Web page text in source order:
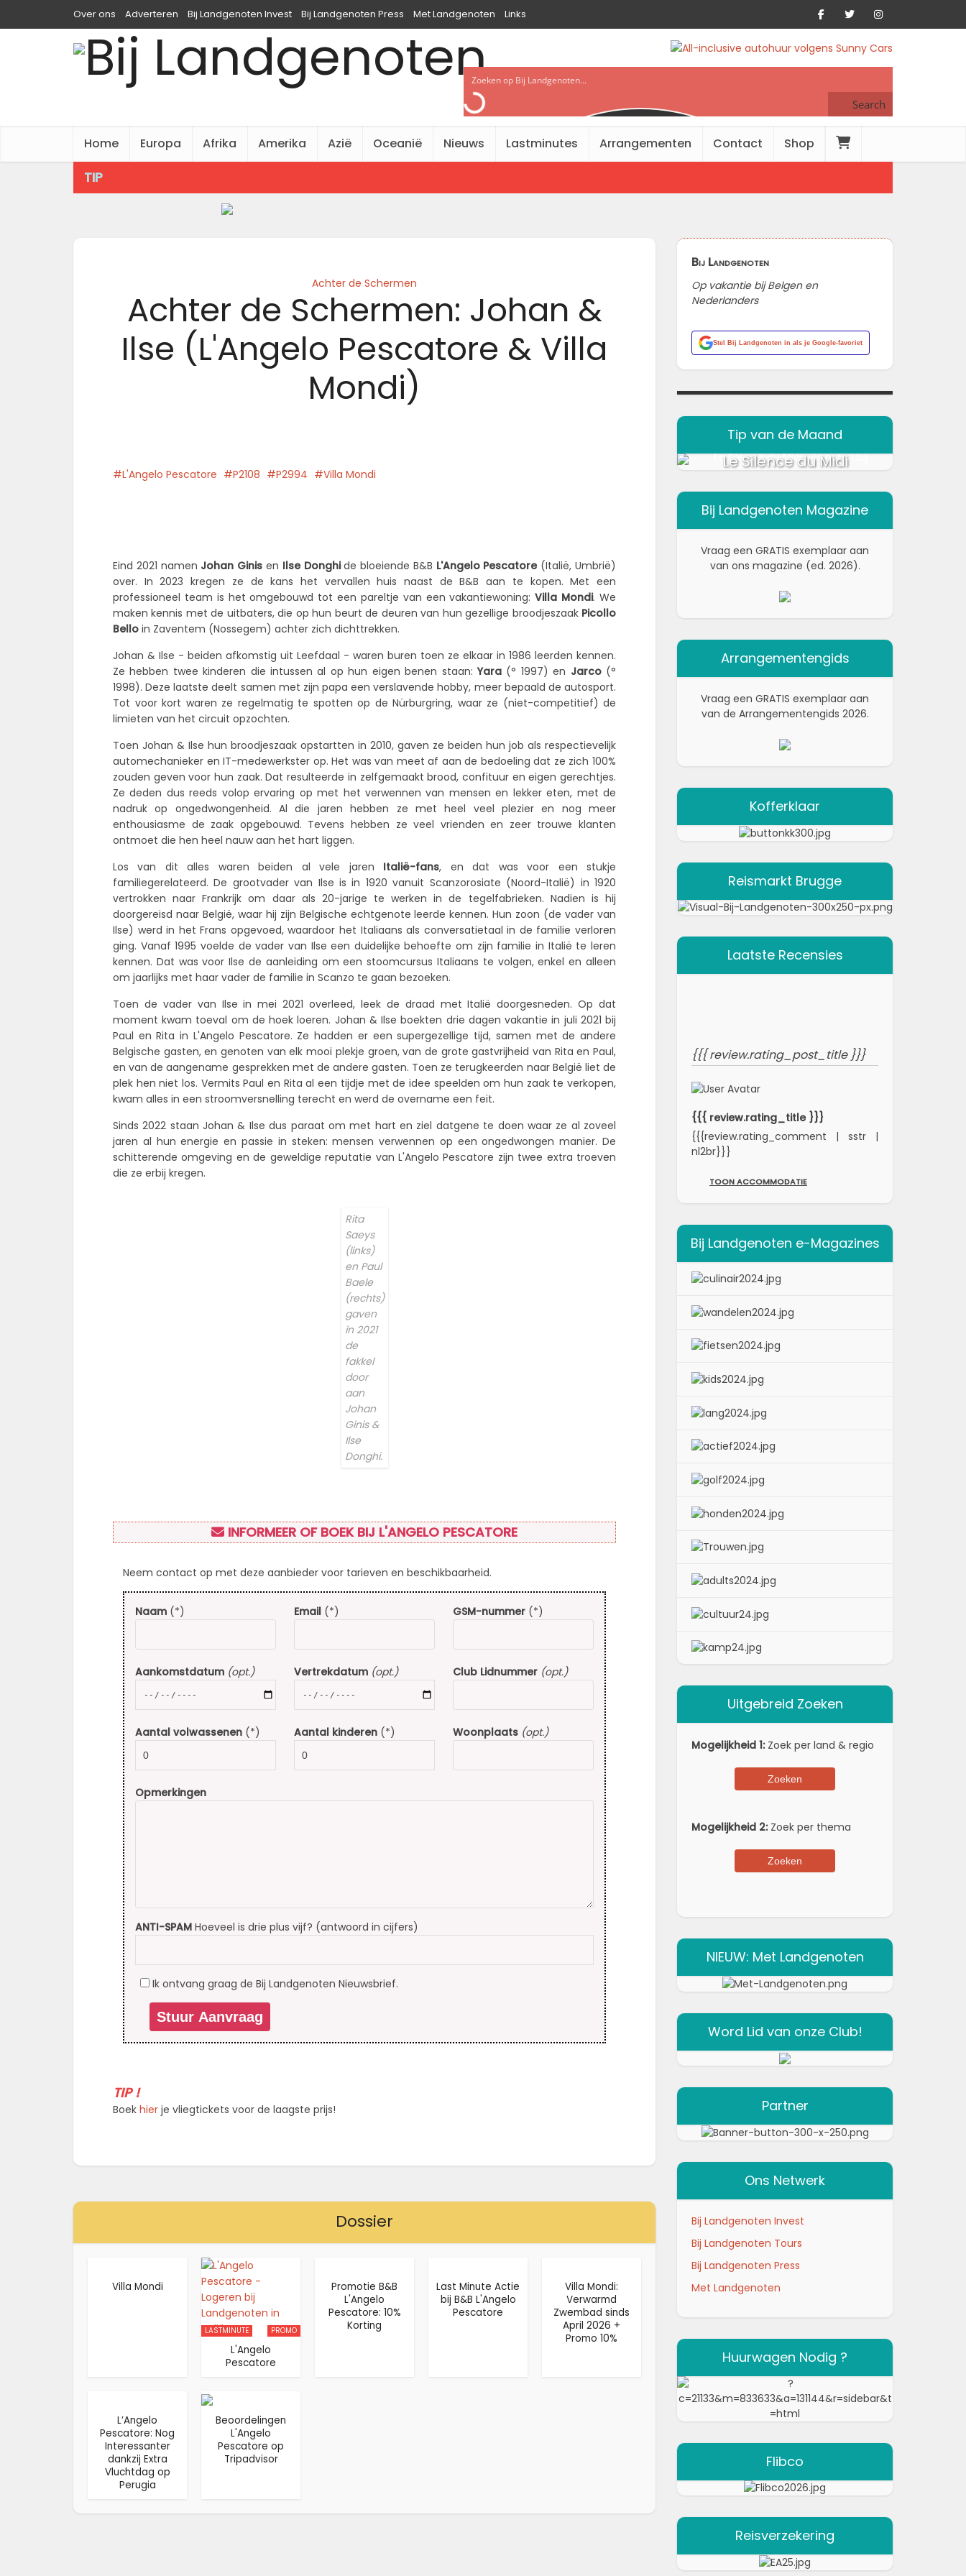
Over ons Adverteren Bij Landgenoten Invest Bij Landgenoten Press Met Landgenoten Links
Search
Home Europa Afrika Amerika Azië Oceanië Nieuws Lastminutes Arrangementen Contact Shop
TIP
Achter de Schermen
Achter de Schermen: Johan &
Ilse (L'Angelo Pescatore & Villa
Mondi)
L'Angelo Pescatore P2108 P2994 Villa Mondi
Eind 2021 namen Johan Ginis en Ilse Donghide bloeiende B&B L'Angelo Pescatore(Italië, Umbrië)
over. In 2023 kregen ze de kans het vervallen huis naast de B&B aan te kopen. Met een
professioneel team is het omgebouwd tot een pareltje van een vakantiewoning:Villa Mondi. We
maken kennis met de uitbaters, die op hun beurt de deuren van hun gezellige broodjeszaak Picollo
Bello in Zaventem (Nossegem) achter zich dichttrekken.
Johan & Ilse - beiden afkomstig uit Leefdaal - waren buren toen ze elkaar in 1986 leerden kennen.
Ze hebben twee kinderen die intussen al op hun eigen benen staan:Yara(° 1997) en Jarco(°
1998). Deze laatste deelt samen met zijn papa een verslavende hobby, meer bepaald de autosport.
Tot voor kort waren ze regelmatig te spotten op de Nürburgring, waar ze (niet-competitief) de
limieten van het circuit opzochten.
Toen Johan & Ilse hun broodjeszaak opstartten in 2010, gaven ze beiden hun job als respectievelijk
automechanieker en IT-medewerkster op. Het was van meet af aan de bedoeling dat ze zich 100%
zouden geven voor hun zaak. Dat resulteerde in zelfgemaakt brood, confituur en eigen gerechtjes.
Ze deden dus reeds volop ervaring op met het verwennen van mensen en lekker eten, met de
nadruk op ongedwongenheid. Al die jaren hebben ze met heel veel plezier en nog meer
enthousiasme de zaak opgebouwd. Tevens hebben ze veel vrienden en zeer trouwe klanten
ontmoet die hen heel nauw aan het hart liggen.
Los van dit alles waren beiden al vele jaren Italië-fans, en dat was voor een stukje
familiegerelateerd. De grootvader van Ilse is in 1920 vanuit Scanzorosiate (Noord-Italië) in 1920
vertrokken naar Frankrijk om daar als 20-jarige te werken in de tegelfabrieken. Nadien is hij
doorgereisd naar België, waar hij zijn Belgische echtgenote leerde kennen. Hun zoon (de vader van
Ilse) werd in het Frans opgevoed, waardoor het Italiaans als conversatietaal in de familie verloren
ging. Vanaf 1995 voelde de vader van Ilse een duidelijke behoefte om zijn familie in Italië te leren
kennen. Dat was voor Ilse de aanleiding om een stoomcursus Italiaans te volgen, enkel en alleen
om jaarlijks met haar vader de familie in Scanzo te gaan bezoeken.
Toen de vader van Ilse in mei 2021 overleed, leek de draad met Italië doorgesneden. Op dat
moment kwam toeval om de hoek loeren. Johan & Ilse boekten drie dagen vakantie in juli 2021 bij
Paul en Rita in L'Angelo Pescatore. Ze hadden er een supergezellige tijd, samen met de andere
Belgische gasten, en genoten van elk mooi plekje groen, van de grote gastvrijheid van Rita en Paul,
en van de aangename gesprekken met de andere gasten. Toen ze terugkeerden naar België liet de
plek hen niet los. Vermits Paul en Rita al een tijdje met de idee speelden om hun zaak te verkopen,
kwam alles in een stroomversnelling terecht en werd de overname een feit.
Sinds 2022 staan Johan & Ilse dus paraat om met hart en ziel datgene te doen waar ze al zoveel
jaren al hun energie en passie in steken: mensen verwennen op een ongedwongen manier. De
schitterende omgeving en de geweldige reputatie van L'Angelo Pescatore zijn twee extra troeven
die ze erbij kregen.
Rita
Saeys
(links)
en Paul
Baele
(rechts)
gaven
in 2021
de
fakkel
door
aan
Johan
Ginis &
Ilse
Donghi.
INFORMEER OF BOEK BIJ L'ANGELO PESCATORE
Neem contact op met deze aanbieder voor tarieven en beschikbaarheid.
Naam (*) Email (*) GSM-nummer (*)
Aankomstdatum (opt.) Vertrekdatum (opt.) Club Lidnummer (opt.)
Aantal volwassenen (*) Aantal kinderen (*) Woonplaats (opt.)
Opmerkingen
ANTI-SPAM Hoeveel is drie plus vijf? (antwoord in cijfers)
Ik ontvang graag de Bij Landgenoten Nieuwsbrief.
TIP !
Boek hier je vliegtickets voor de laagste prijs!
Dossier
Villa Mondi
LASTMINUTE PROMO
L'Angelo
Pescatore
Promotie B&B
L'Angelo
Pescatore: 10%
Korting
Last Minute Actie
bij B&B L'Angelo
Pescatore
Villa Mondi:
Verwarmd
Zwembad sinds
April 2026 +
Promo 10%
L’Angelo
Pescatore: Nog
Interessanter
dankzij Extra
Vluchtdag op
Perugia
Beoordelingen
L'Angelo
Pescatore op
Tripadvisor
Bij Landgenoten
Op vakantie bij Belgen en
Nederlanders
Stel Bij Landgenoten in als je Google-favoriet
Tip van de Maand
Le Silence du Midi
Bij Landgenoten Magazine
Vraag een GRATIS exemplaar aan
van ons magazine (ed. 2026).
Arrangementengids
Vraag een GRATIS exemplaar aan
van de Arrangementengids 2026.
Kofferklaar
Reismarkt Brugge
Laatste Recensies
{{{ review.rating_post_title }}}
{{{ review.rating_title }}}
{{{review.rating_comment | sstr |
nl2br}}}
TOON ACCOMMODATIE
Bij Landgenoten e-Magazines
Uitgebreid Zoeken
Mogelijkheid 1:Zoek per land & regio
Mogelijkheid 2:Zoek per thema
NIEUW: Met Landgenoten
Word Lid van onze Club!
Partner
Ons Netwerk
Bij Landgenoten Invest
Bij Landgenoten Tours
Bij Landgenoten Press
Met Landgenoten
Huurwagen Nodig ?
Flibco
Reisverzekering